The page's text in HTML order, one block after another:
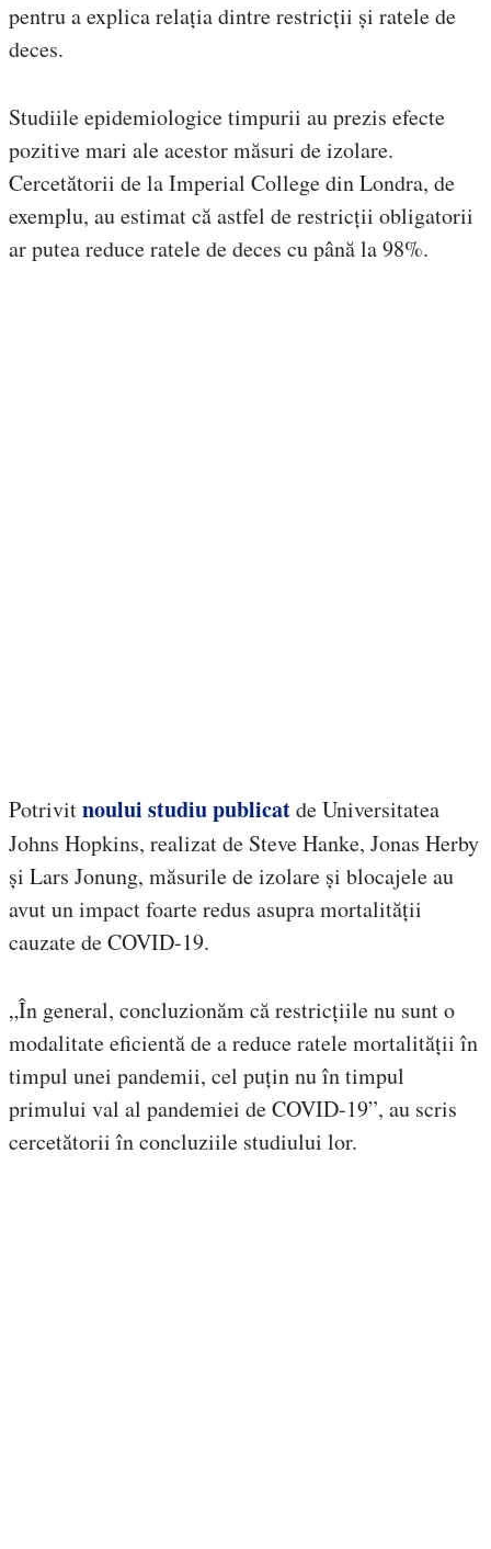
pentru a explica relația dintre restricții și ratele de
deces.
Studiile epidemiologice timpurii au prezis efecte
pozitive mari ale acestor măsuri de izolare.
Cercetătorii de la Imperial College din Londra, de
exemplu, au estimat că astfel de restricții obligatorii
ar putea reduce ratele de deces cu până la 98%.
Potrivitnoului studiu publicatde Universitatea
Johns Hopkins, realizat de Steve Hanke, Jonas Herby
și Lars Jonung, măsurile de izolare și blocajele au
avut un impact foarte redus asupra mortalității
cauzate de COVID-19.
„În general, concluzionăm că restricțiile nu sunt o
modalitate eficientă de a reduce ratele mortalității în
timpul unei pandemii, cel puțin nu în timpul
primului val al pandemiei de COVID-19”, au scris
cercetătorii în concluziile studiului lor.